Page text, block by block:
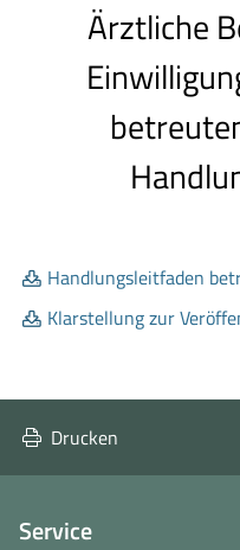
Ärztliche
Handlungsleitfaden
Klarstellung zur
Drucken
Service